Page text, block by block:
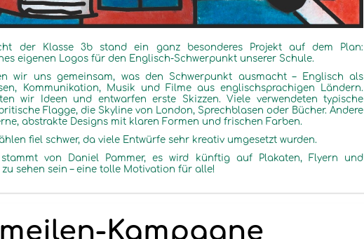
der Klasse 3b stand ein ganz besonderes Projekt auf dem Plan:
eigenen Logos für den Englisch-Schwerpunkt unserer Schule.
wir uns gemeinsam, was den Schwerpunkt ausmacht – Englisch als
Kommunikation, Musik und Filme aus englischsprachigen Ländern.
wir Ideen und entwarfen erste Skizzen. Viele verwendeten typische
Flagge, die Skyline von London, Sprechblasen oder Bücher. Andere
abstrakte Designs mit klaren Formen und frischen Farben.
fiel schwer, da viele Entwürfe sehr kreativ umgesetzt wurden.
stammt von Daniel Pammer, eswird künftig auf Plakaten, Flyern und
sehen sein – einetolle Motivation für alle!
Kampagne